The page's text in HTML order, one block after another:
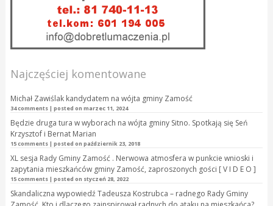
Najczęściej komentowane
Michał Zawiślak kandydatem na wójta gminy Zamość
34 comments| posted on marzec 11, 2024
Będzie druga tura w wyborach na wójta gminy Sitno. Spotkają się Seń
Krzysztof i Bernat Marian
15 comments| posted on październik 23, 2018
XL sesja Rady Gminy Zamość . Nerwowa atmosfera w punkcie wnioski i
zapytania mieszkańców gminy Zamość, zaproszonych gości [ V I D E O ]
15 comments| posted on styczeń 28, 2022
Skandaliczna wypowiedź Tadeusza Kostrubca – radnego Rady Gminy